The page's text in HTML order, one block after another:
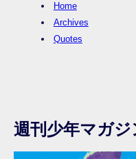
Home
Archives
Quotes
週刊少年マガジ